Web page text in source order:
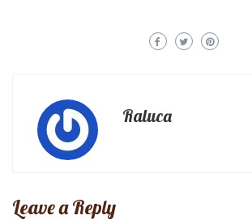
Raluca
Leave a Reply